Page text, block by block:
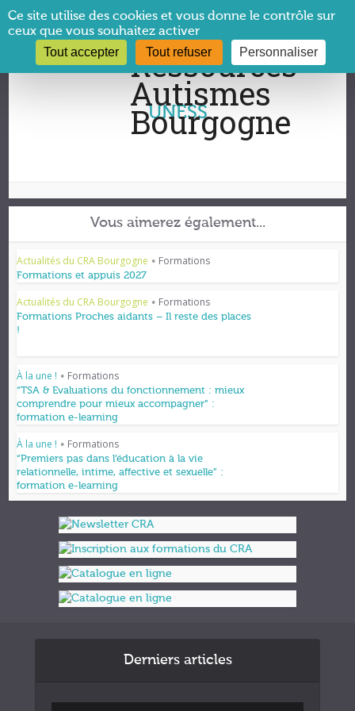
Vous êtes ici :CRA Bourgogne→UNESS
UNESS
Vous aimerez également...
Actualités du CRA Bourgogne • Formations
Formations et appuis 2027
Actualités du CRA Bourgogne • Formations
Formations Proches aidants – Il reste des places
!
À la une ! • Formations
“TSA & Evaluations du fonctionnement : mieux
comprendre pour mieux accompagner” :
formation e-learning
À la une ! • Formations
“Premiers pas dans l’éducation à la vie
relationnelle, intime, affective et sexuelle” :
formation e-learning
Derniers articles
Panneau de gestion des cookies
Ce site utilise des cookies et vous donne le contrôle sur
ceux que vous souhaitez activer
Tout accepter Tout refuser Personnaliser